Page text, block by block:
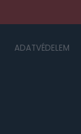
ADATVÉDELEM